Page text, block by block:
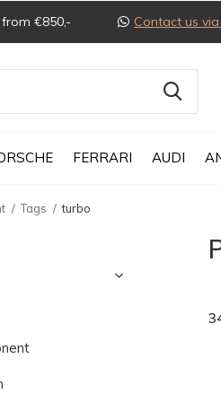
FERRARI AUDI
€850,- Contact us
Tags turbo